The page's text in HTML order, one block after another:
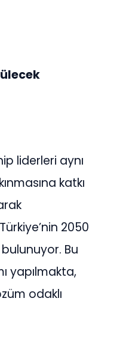
liderleri aynı
katkı
2050
Bu
yapılmakta,
odaklı